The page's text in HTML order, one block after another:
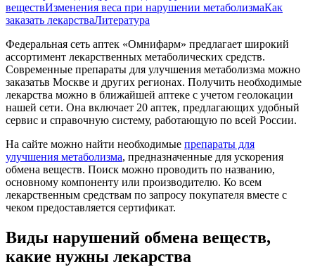
веществИзменения веса при нарушении метаболизмаКак
заказать лекарстваЛитература
Федеральная сеть аптек «Омнифарм» предлагает широкий
ассортимент лекарственных метаболических средств.
Современные препараты для улучшения метаболизма можно
заказатьв Москве и других регионах. Получить необходимые
лекарства можно в ближайшей аптеке с учетом геолокации
нашей сети. Она включает 20 аптек, предлагающих удобный
сервис и справочную систему, работающую по всей России.
На сайте можно найти необходимые препараты для
улучшения метаболизма, предназначенные для ускорения
обмена веществ. Поиск можно проводить по названию,
основному компоненту или производителю. Ко всем
лекарственным средствам по запросу покупателя вместе с
чеком предоставляется сертификат.
Виды нарушений обмена веществ,
какие нужны лекарства